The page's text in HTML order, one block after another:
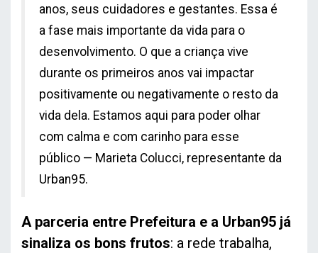
anos, seus cuidadores e gestantes. Essa é
a fase mais importante da vida para o
desenvolvimento. O que a criança vive
durante os primeiros anos vai impactar
positivamente ou negativamente o resto da
vida dela. Estamos aqui para poder olhar
com calma e com carinho para esse
público — Marieta Colucci, representante da
Urban95.
A parceria entre Prefeitura e a Urban95 já
sinaliza os bons frutos: a rede trabalha,